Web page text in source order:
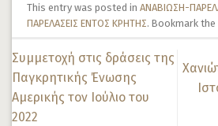
This entry was posted inΑΝΑΒΙΩΣΗ-
ΠΑΡΕΛΑΣΕΙΣ ΕΝΤΟΣ ΚΡΗΤΗΣ. Bookmark the
Συμμετοχή στις δράσεις της
Παγκρητικής Ένωσης
Αμερικής τον Ιούλιο του
2022